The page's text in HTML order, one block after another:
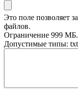
Это поле позволяет
файлов.
Ограничение 999 МБ.
Допустимые типы: